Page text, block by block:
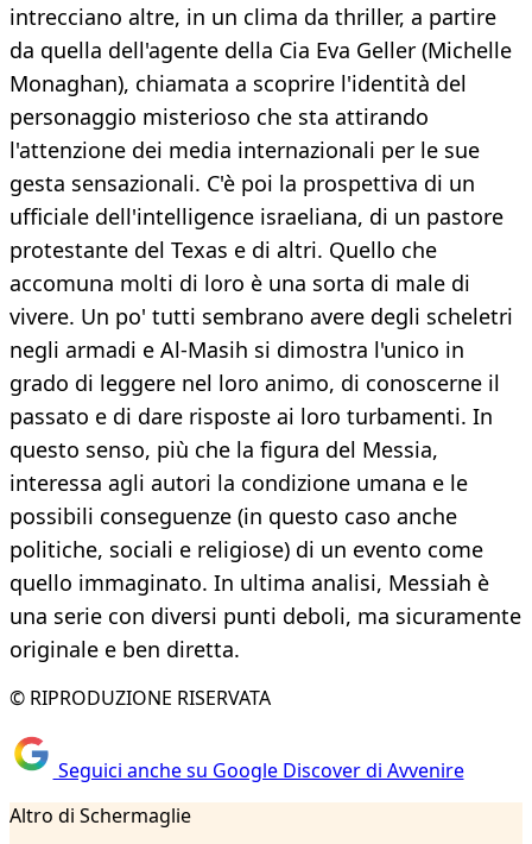
intrecciano altre, in un clima da thriller, a partire
da quella dell'agente della Cia Eva Geller (Michelle
Monaghan), chiamata a scoprire l'identità del
personaggio misterioso che sta attirando
l'attenzione dei media internazionali per le sue
gesta sensazionali. C'è poi la prospettiva di un
ufficiale dell'intelligence israeliana, di un pastore
protestante del Texas e di altri. Quello che
accomuna molti di loro è una sorta di male di
vivere. Un po' tutti sembrano avere degli scheletri
negli armadi e Al-Masih si dimostra l'unico in
grado di leggere nel loro animo, di conoscerne il
passato e di dare risposte ai loro turbamenti. In
questo senso, più che la figura del Messia,
interessa agli autori la condizione umana e le
possibili conseguenze (in questo caso anche
politiche, sociali e religiose) di un evento come
quello immaginato. In ultima analisi, Messiah è
una serie con diversi punti deboli, ma sicuramente
originale e ben diretta.
© RIPRODUZIONE RISERVATA
Seguici anche su Google Discover di Avvenire
Altro di Schermaglie